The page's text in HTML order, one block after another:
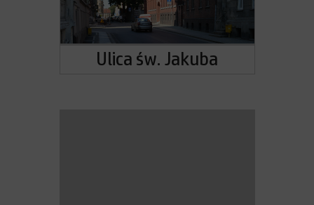
Ulica św. Jakuba